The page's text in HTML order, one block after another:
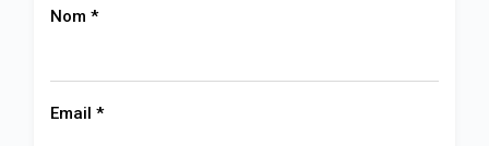
Nom *
Email *